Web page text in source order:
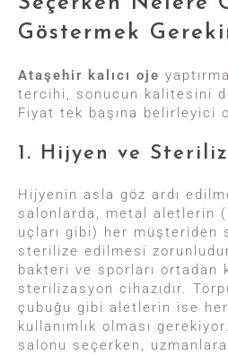
Göstermek
Ataşehir kalıcı oje
tercihi, sonucun kalitesini
Fiyat tek başına belirleyici
1. Hijyen ve
Hijyenin asla göz ardı
salonlarda, metal aletlerin
uçları gibi) her müşteriden
sterilize edilmesi
bakteri ve sporları ortadan
sterilizasyon cihazıdır.
çubuğu gibi aletlerin ise
kullanımlık olması gerekiyor.
salonu seçerken,